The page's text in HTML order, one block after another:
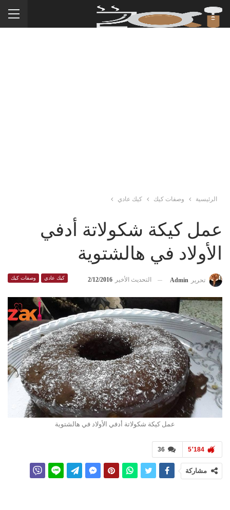
الرئيسية وصفات كيك كيك عادي
عمل كيكة شكولاتة أدفي
الأولاد في هالشتوية
كيك عادي وصفات كيك تحرير Admin التحديث الأخير 2/12/2016
36 5٬184
مشاركة